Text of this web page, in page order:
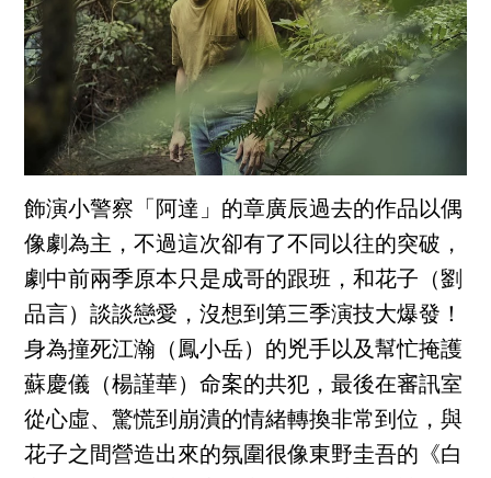
飾演小警察「阿達」的章廣辰過去的作品以偶
像劇為主，不過這次卻有了不同以往的突破，
劇中前兩季原本只是成哥的跟班，和花子（劉
品言）談談戀愛，沒想到第三季演技大爆發！
身為撞死江瀚（鳳小岳）的兇手以及幫忙掩護
蘇慶儀（楊謹華）命案的共犯，最後在審訊室
從心虛、驚慌到崩潰的情緒轉換非常到位，與
花子之間營造出來的氛圍很像東野圭吾的《白